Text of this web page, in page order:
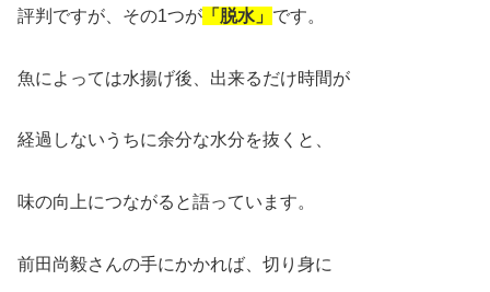
評判ですが、その1つが 「脱水」 です。
魚によっては水揚げ後、出来るだけ時間が
経過しないうちに余分な水分を抜くと、
味の向上につながると語っています。
前田尚毅さんの手にかかれば、切り身に